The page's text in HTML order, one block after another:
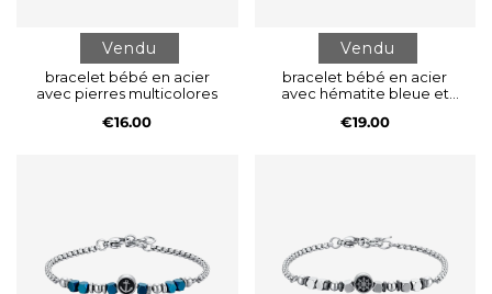
Vendu
bracelet bébé en acier
avec pierres multicolores
€16.00
Vendu
bracelet bébé en acier
avec hématite bleue et
€19.00